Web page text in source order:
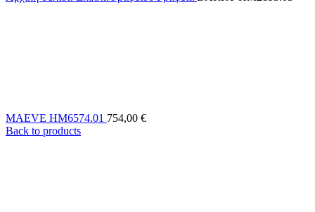
MAEVE HM6574.01 754,00 €
Back to products